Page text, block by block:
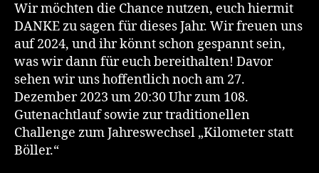
Wir möchten die Chance nutzen, euch hiermit
DANKE zu sagen für dieses Jahr. Wir freuen uns
auf 2024, und ihr könnt schon gespannt sein,
was wir dann für euch bereithalten! Davor
sehen wir uns hoffentlich noch am 27.
Dezember 2023 um 20:30 Uhr zum 108.
Gutenachtlauf sowie zur traditionellen
Challenge zum Jahreswechsel „Kilometer statt
Böller.“